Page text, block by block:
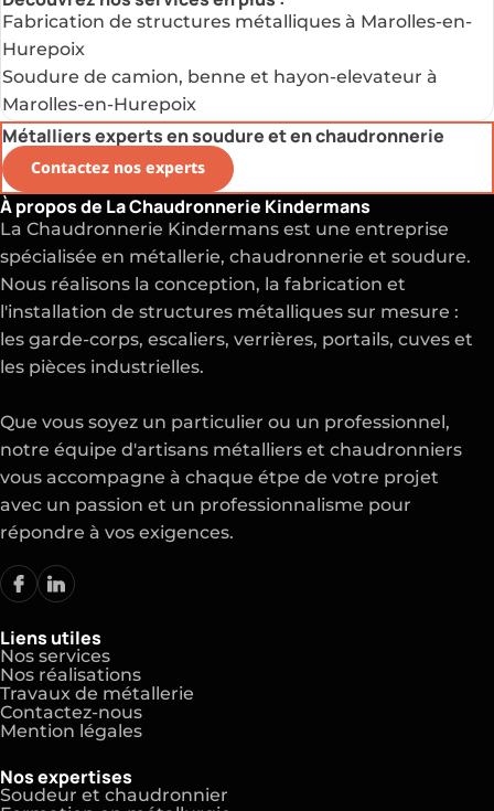
Fabrication de structures métalliques à Marolles-en-
Hurepoix
Soudure de camion, benne et hayon-elevateur à
Marolles-en-Hurepoix
Métalliers experts en soudure et en chaudronnerie
Contactez nos experts
À propos de La Chaudronnerie Kindermans
La Chaudronnerie Kindermans est une entreprise
spécialisée en métallerie, chaudronnerie et soudure.
Nous réalisons la conception, la fabrication et
l'installation de structures métalliques sur mesure :
les garde-corps, escaliers, verrières, portails, cuves et
les pièces industrielles.
Que vous soyez un particulier ou un professionnel,
notre équipe d'artisans métalliers et chaudronniers
vous accompagne à chaque étpe de votre projet
avec un passion et un professionnalisme pour
répondre à vos exigences.
Liens utiles
Nos services
Nos réalisations
Travaux de métallerie
Contactez-nous
Mention légales
Nos expertises
Soudeur et chaudronnier